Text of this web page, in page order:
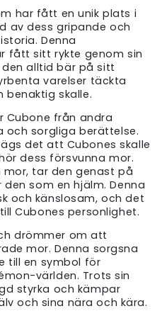
har fått en unik plats i
av dess gripande och
Denna
fått sitt rykte genom sin
den alltid bär på sitt
varelser täckta
benaktig skalle.
Cubone från andra
och sorgliga berättelse.
det att Cubones skalle
dess försvunna mor.
mor, tar den genast på
som en hjälm. Denna
och känslosam, och det
Cubones personlighet.
drömmer om att
mor. Denna sorgsna
till en symbol för
världen. Trots sin
styrka och kämpar
och sina nära och kära.